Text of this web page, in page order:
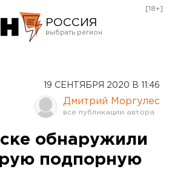
РОССИЯ
Оренбург
[18+]
19 СЕНТЯБРЯ 2020 В 11:46
Дмитрий Моргулес
обнаружили
подпорную